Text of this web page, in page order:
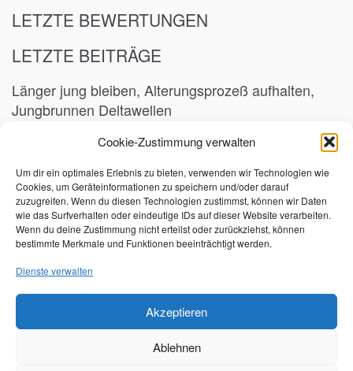
Cookie-Zustimmung verwalten
Um dir ein optimales Erlebnis zu bieten, verwenden wir Technologien wie
Cookies, um Geräteinformationen zu speichern und/oder darauf
zuzugreifen. Wenn du diesen Technologien zustimmst, können wir Daten
wie das Surfverhalten oder eindeutige IDs auf dieser Website verarbeiten.
Wenn du deine Zustimmung nicht erteilst oder zurückziehst, können
bestimmte Merkmale und Funktionen beeinträchtigt werden.
Dienste verwalten
Akzeptieren
Ablehnen
LETZTE BEWERTUNGEN
LETZTE BEITRÄGE
Länger jung bleiben, Alterungsprozeß aufhalten,
Jungbrunnen Deltawellen
Abwehrkräfte und Immunsystem stärken
7. März 2023
SCHLAGWORTE
Alphawellen Musik
Grippeschutz
Schutz Coronavirus
Stressabbau Stress reduction